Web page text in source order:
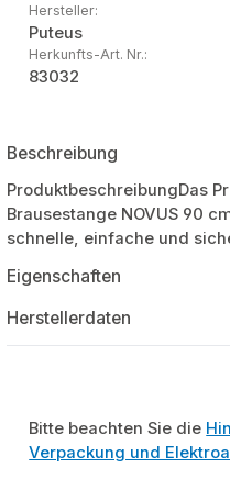
Hersteller:
Puteus
Herkunfts-Art. Nr.:
83032
Beschreibung
ProduktbeschreibungDas
Brausestange NOVUS 90
schnelle, einfache und
Eigenschaften
Herstellerdaten
Bitte beachten Sie die
Verpackung und